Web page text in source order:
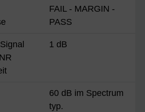
FAIL - MARGIN -
PASS
1 dB
60 dB im Spectrum
typ.